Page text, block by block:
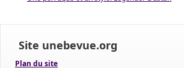
Site unebevue.org
Plan du site